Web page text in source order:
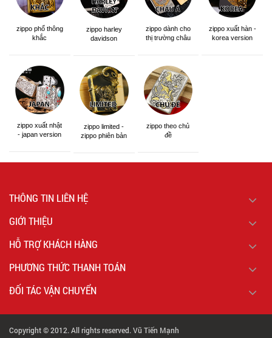
zippo phổ thông
khắc
zippo harley
davidson
zippo dành cho
thị trường châu
zippo xuất hàn -
korea version
zippo xuất nhật
- japan version
zippo limited -
zippo phiên bản
zippo theo chủ
đề
THÔNG TIN LIÊN HỆ
GIỚI THIỆU
HỖ TRỢ KHÁCH HÀNG
PHƯƠNG THỨC THANH TOÁN
ĐỐI TÁC VẬN CHUYỂN
Copyright © 2012. All rights reserved. Vũ Tiến Mạnh